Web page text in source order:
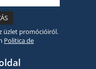
üzlet promócióiról.
Politica de